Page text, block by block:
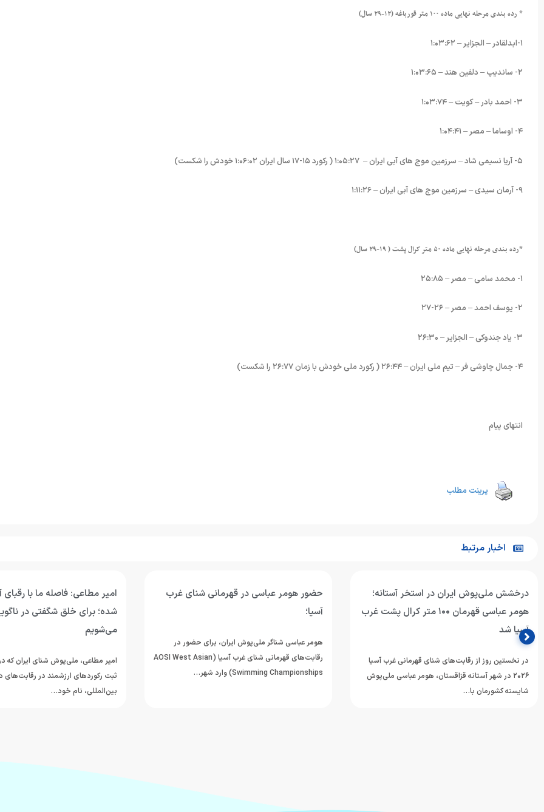
* رده بندی مرحله نهایی ماده ۱۰۰ متر قورباغه (۱۲-۲۹ سال)
۱-ابدلقادر – الجزایر – ۱:۰۳:۶۲
۲- ساندیپ – دلفین هند – ۱:۰۳:۶۵
۳- احمد بادر – کویت – ۱:۰۳:۷۴
۴- اوساما – مصر – ۱:۰۴:۴۱
۵- آریا نسیمی شاد – سرزمین موج های آبی ایران – ۱:۰۵:۲۷ ( رکورد ۱۵-۱۷ سال ایران ۱:۰۶:۰۲ خودش را شکست)
۹- آرمان سیدی – سرزمین موج های آبی ایران – ۱:۱۱:۲۶
*رده بندی مرحله نهایی ماده ۵۰ متر کرال پشت ( ۱۹-۲۹ سال)
۱- محمد سامی – مصر – ۲۵:۸۵
۲- یوسف احمد – مصر – ۲۶-۲۷
۳- یاد جندوکی – الجزایر – ۲۶:۳۰
۴- جمال چاوشی فر – تیم ملی ایران – ۲۶:۴۴ ( رکورد ملی خودش با زمان ۲۶:۷۷ را شکست)
انتهای پیام
پرینت مطلب
اخبار مرتبط
درخشش ملی‌پوش ایران در استخر آستانه؛
هومر عباسی قهرمان ۱۰۰ متر کرال پشت غرب
آسیا شد
در نخستین روز از رقابت‌های شنای قهرمانی غرب آسیا
۲۰۲۶ در شهر آستانه قزاقستان، هومر عباسی ملی‌پوش
شایسته کشورمان با…
حضور هومر عباسی در قهرمانی شنای غرب
آسیا؛
هومر عباسی شناگر ملی‌پوش ایران، برای حضور در
رقابت‌های قهرمانی شنای غرب آسیا (AOSI West Asian
Swimming Championships) وارد شهر…
امیر مطاعی: فاصله ما با رقبای
شده؛ برای خلق شگفتی در
می‌شویم
امیر مطاعی، ملی‌پوش شنای ایران که
ثبت رکوردهای ارزشمند در رقابت‌های
بین‌المللی، نام خود…